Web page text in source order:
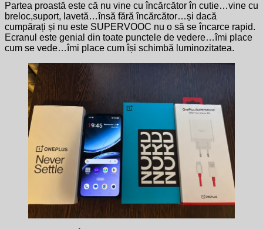
Partea proastă este că nu vine cu încărcător în cutie…vine cu
breloc,suport, lavetă…însă fără încărcător…și dacă
cumpărați și nu este SUPERVOOC nu o să se încarce rapid.
Ecranul este genial din toate punctele de vedere…îmi place
cum se vede…îmi place cum își schimbă luminozitatea.